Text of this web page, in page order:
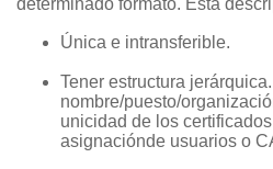
Única e intransferible.
Tener estructura
nombre/puesto/
unicidad de los
asignaciónde usuarios o